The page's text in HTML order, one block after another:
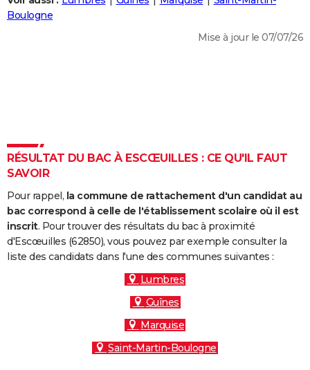
Destinations
City break
Voyage nature
Voyage de noces
Forum
Climat
+
PHOTO
Dictionnaire
Biographies
Citations
Expressions
Proverbes
PROGRAMME TV
S'inscrire
Se connecter
Lycées
Collèges
Primaires
Universités
Entreprises
Service militaire
Avis de recherche
AVIS DE DÉCÈS
FORUM
Boulogne
Mise à jour le 07/07/26
RÉSULTAT DU BAC À ESCŒUILLES : CE QU'IL FAUT
SAVOIR
Pour rappel, la commune de rattachement d'un candidat au
bac correspond à celle de l'établissement scolaire où il est
inscrit. Pour trouver des résultats du bac à proximité
d'Escœuilles (62850), vous pouvez par exemple consulter la
liste des candidats dans l'une des communes suivantes :
Lumbres
Guînes
Marquise
Saint-Martin-Boulogne